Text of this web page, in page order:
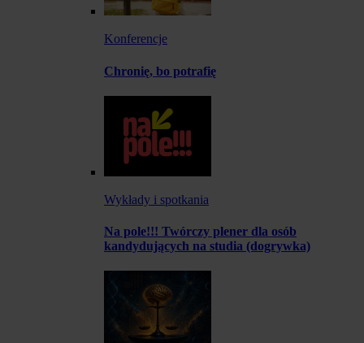
Konferencje
Chronię, bo potrafię
Wykłady i spotkania
Na pole!!! Twórczy plener dla osób
kandydujących na studia (dogrywka)